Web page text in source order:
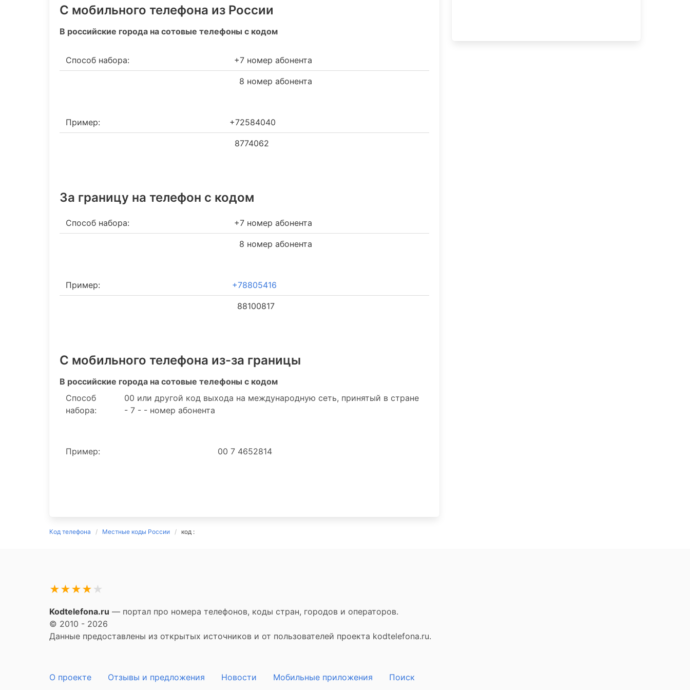
С мобильного телефона из России
В российские города на сотовые телефоны с кодом
Способ набора: +7 номер абонента
8 номер абонента
Пример: +72584040
8774062
За границу на телефон c кодом
Способ набора: +7 номер абонента
8 номер абонента
Пример: +78805416
88100817
С мобильного телефона из-за границы
В российские города на сотовые телефоны с кодом
Способ
набора:
00 или другой код выхода на международную сеть, принятый в стране
- 7 - - номер абонента
Пример: 00 7 4652814
Код телефона Местные коды России код :
★
★
★
★
★
Kodtelefona.ru — портал про номера телефонов, коды стран, городов и операторов.
© 2010 - 2026
Данные предоставлены из открытых источников и от пользователей проекта kodtelefona.ru.
О проекте Отзывы и предложения Новости Мобильные приложения Поиск